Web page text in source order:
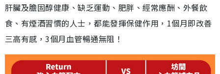
肝臟及膽固醇健康、缺乏運動、肥胖、經常應酬、外餐飲
食、有煙酒習慣的人士，都能發揮保健作用，1個月即改善
三高有感，3個月血管暢通無阻！